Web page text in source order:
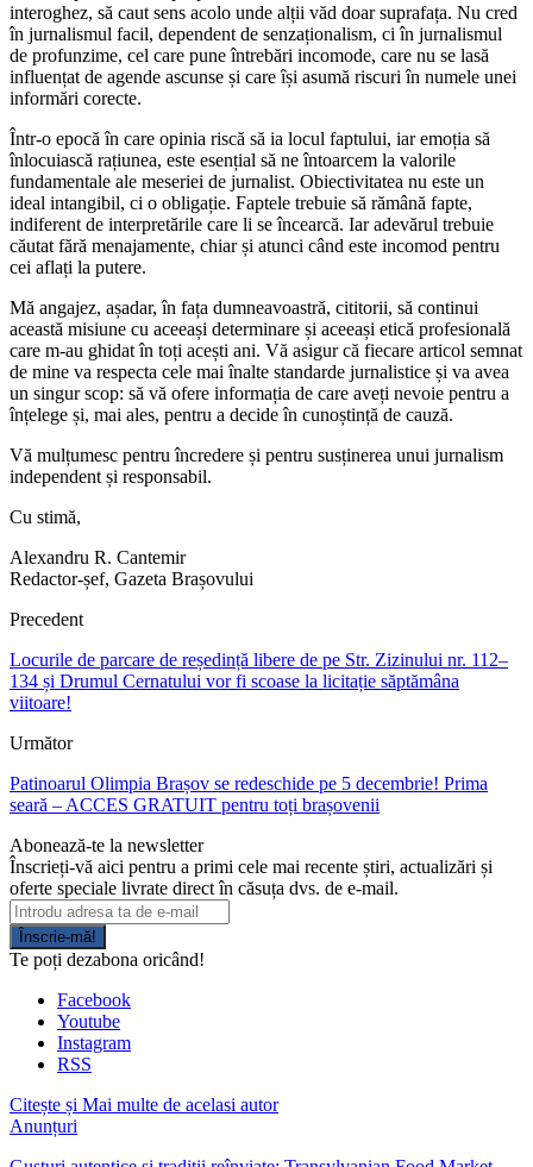
interoghez, să caut sens acolo unde alții văd doar suprafața. Nu cred
în jurnalismul facil, dependent de senzaționalism, ci în jurnalismul
de profunzime, cel care pune întrebări incomode, care nu se lasă
influențat de agende ascunse și care își asumă riscuri în numele unei
informări corecte.
Într-o epocă în care opinia riscă să ia locul faptului, iar emoția să
înlocuiască rațiunea, este esențial să ne întoarcem la valorile
fundamentale ale meseriei de jurnalist. Obiectivitatea nu este un
ideal intangibil, ci o obligație. Faptele trebuie să rămână fapte,
indiferent de interpretările care li se încearcă. Iar adevărul trebuie
căutat fără menajamente, chiar și atunci când este incomod pentru
cei aflați la putere.
Mă angajez, așadar, în fața dumneavoastră, cititorii, să continui
această misiune cu aceeași determinare și aceeași etică profesională
care m-au ghidat în toți acești ani. Vă asigur că fiecare articol semnat
de mine va respecta cele mai înalte standarde jurnalistice și va avea
un singur scop: să vă ofere informația de care aveți nevoie pentru a
înțelege și, mai ales, pentru a decide în cunoștință de cauză.
Vă mulțumesc pentru încredere și pentru susținerea unui jurnalism
independent și responsabil.
Cu stimă,
Alexandru R. Cantemir
Redactor-șef, Gazeta Brașovului
Precedent
Locurile de parcare de reședință libere de pe Str. Zizinului nr. 112–
134 și Drumul Cernatului vor fi scoase la licitație săptămâna
viitoare!
Următor
Patinoarul Olimpia Brașov se redeschide pe 5 decembrie! Prima
seară – ACCES GRATUIT pentru toți brașovenii
Abonează-te la newsletter
Înscrieți-vă aici pentru a primi cele mai recente știri, actualizări și
oferte speciale livrate direct în căsuța dvs. de e-mail.
Înscrie-mă!
Te poți dezabona oricând!
Facebook
Youtube
Instagram
RSS
Citește și Mai multe de acelasi autor
Anunțuri